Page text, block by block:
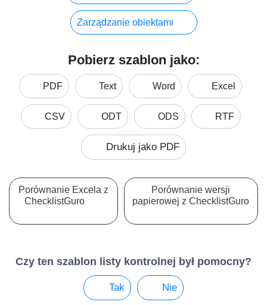
Zarządzanie obiektami
Pobierz szablon jako:
PDF Text Word Excel
CSV ODT ODS RTF
Drukuj jako PDF
Porównanie Excela z
ChecklistGuro
Porównanie wersji
papierowej z ChecklistGuro
Czy ten szablon listy kontrolnej był pomocny?
Tak Nie